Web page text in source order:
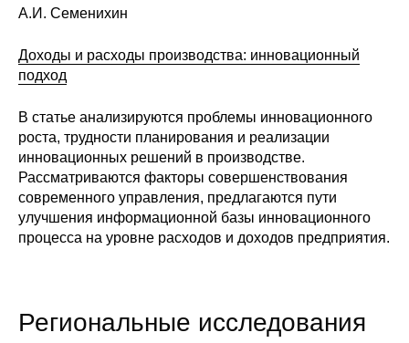
Квартальный прогноз
Краткосрочный прогноз
Оценка индекса промышленного
производства
А.И. Семенихин
Доходы и расходы производства: инновационный
подход
В статье анализируются проблемы инновационного
роста, трудности планирования и реализации
инновационных решений в производстве.
Рассматриваются факторы совершенствования
современного управления, предлагаются пути
улучшения информационной базы инновационного
процесса на уровне расходов и доходов предприятия.
Региональные исследования